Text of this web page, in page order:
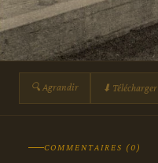
🔍 Agrandir ⬇ Télécharger
COMMENTAIRES (0)